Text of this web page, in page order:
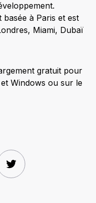
à Paris et est
Miami, Dubaï
gratuit pour
Windows ou sur le
Twitter